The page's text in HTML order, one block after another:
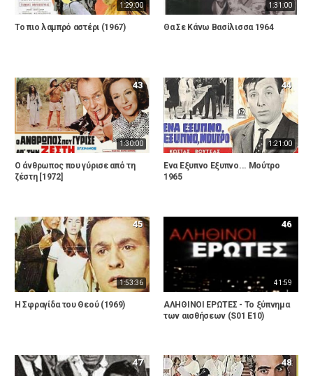
1:29:00
Το πιο λαμπρό αστέρι (1967)
1:31:00
Θα Σε Κάνω Βασίλισσα 1964
1:30:00
43
Ο άνθρωπος που γύρισε από τη
ζέστη [1972]
1:21:00
44
Ένα Εξυπνο Εξυπνο... Μούτρο
1965
1:53:36
45
Η Σφραγίδα του Θεού (1969)
41:59
46
ΑΛΗΘΙΝΟΙ ΕΡΩΤΕΣ - Το ξύπνημα
των αισθήσεων (S01 E10)
47 48